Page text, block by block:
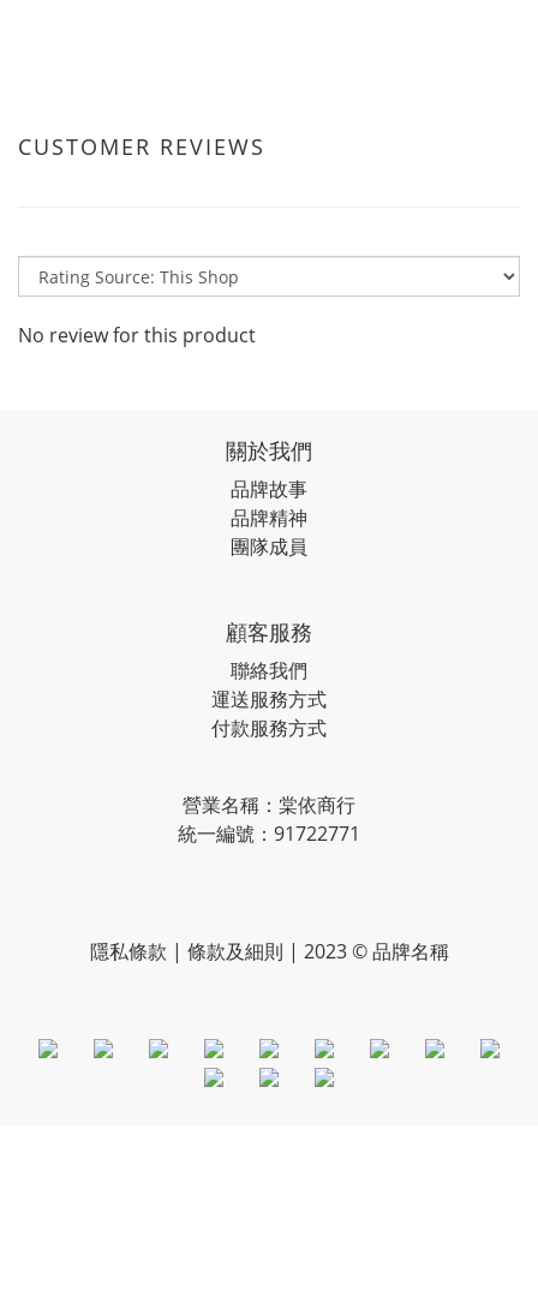
CUSTOMER REVIEWS
No review for this product
關於我們
品牌故事
品牌精神
團隊成員
顧客服務
聯絡我們
運送服務方式
付款服務方式
營業名稱：棠依商行
統一編號：91722771
隱私條款 | 條款及細則 | 2023 © 品牌名稱